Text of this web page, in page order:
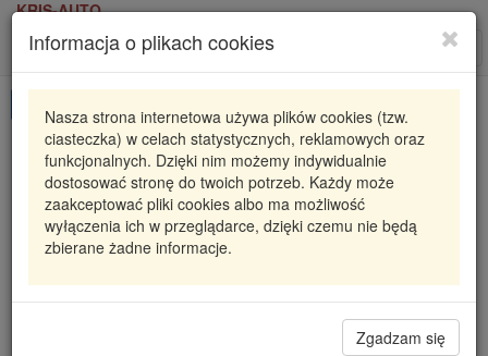
KRIS-AUTO
Informacja o plikach cookies
Nasza strona internetowa używa plików cookies (tzw.
ciasteczka) w celach statystycznych, reklamowych oraz
funkcjonalnych. Dzięki nim możemy indywidualnie
dostosować stronę do twoich potrzeb. Każdy może
zaakceptować pliki cookies albo ma możliwość
wyłączenia ich w przeglądarce, dzięki czemu nie będą
zbierane żadne informacje.
Zgadzam się
Karta produktu
75E2116-JPN JPN
CZUJNIK PODCIŚNIENIA TOYOTA LEXUS
101,22 zł
Filia Lublin 0
Magazyn II